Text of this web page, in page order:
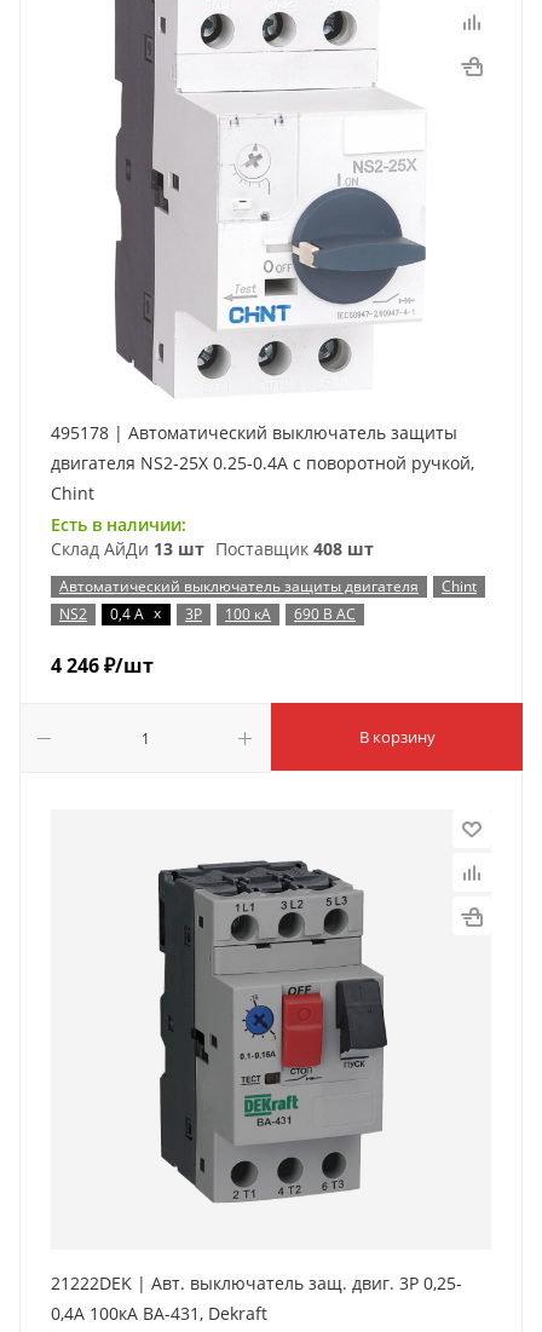
495178 | Автоматический выключатель защиты
двигателя NS2-25X 0.25-0.4А с поворотной ручкой,
Chint
Есть в наличии:
Склад АйДи 13 шт Поставщик 408 шт
Автоматический выключатель защиты двигателя
Chint
NS2
0,4 А x 3P 100 кА 690 В AC
4 246₽/шт
В корзину
21222DEK | Авт. выключатель защ. двиг. 3P 0,25-
0,4A 100кА ВА-431, Dekraft